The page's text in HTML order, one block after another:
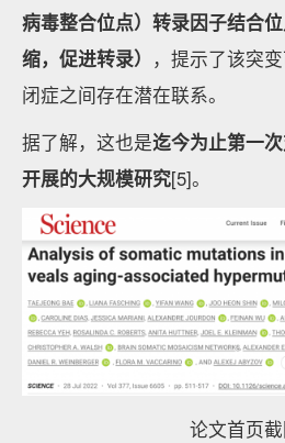
病毒整合位点） 转录因子结合
缩，促进转录） ，提示了该突
闭症之间存在潜在联系。
据了解，这也是迄今为止第一
开展的大规模研究[5]。
论文首页